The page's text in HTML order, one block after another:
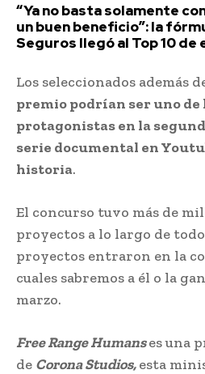
“Ya no basta solamente
un buen beneficio”: la
Seguros llegó al Top 10 de
Los seleccionados además
premio podrían ser uno
protagonistas en la
serie documental en
historia.
El concurso tuvo más de
proyectos a lo largo de
proyectos entraron en la
cuales sabremos a él o la
marzo.
Free Range Humanses una
de Corona Studios,esta